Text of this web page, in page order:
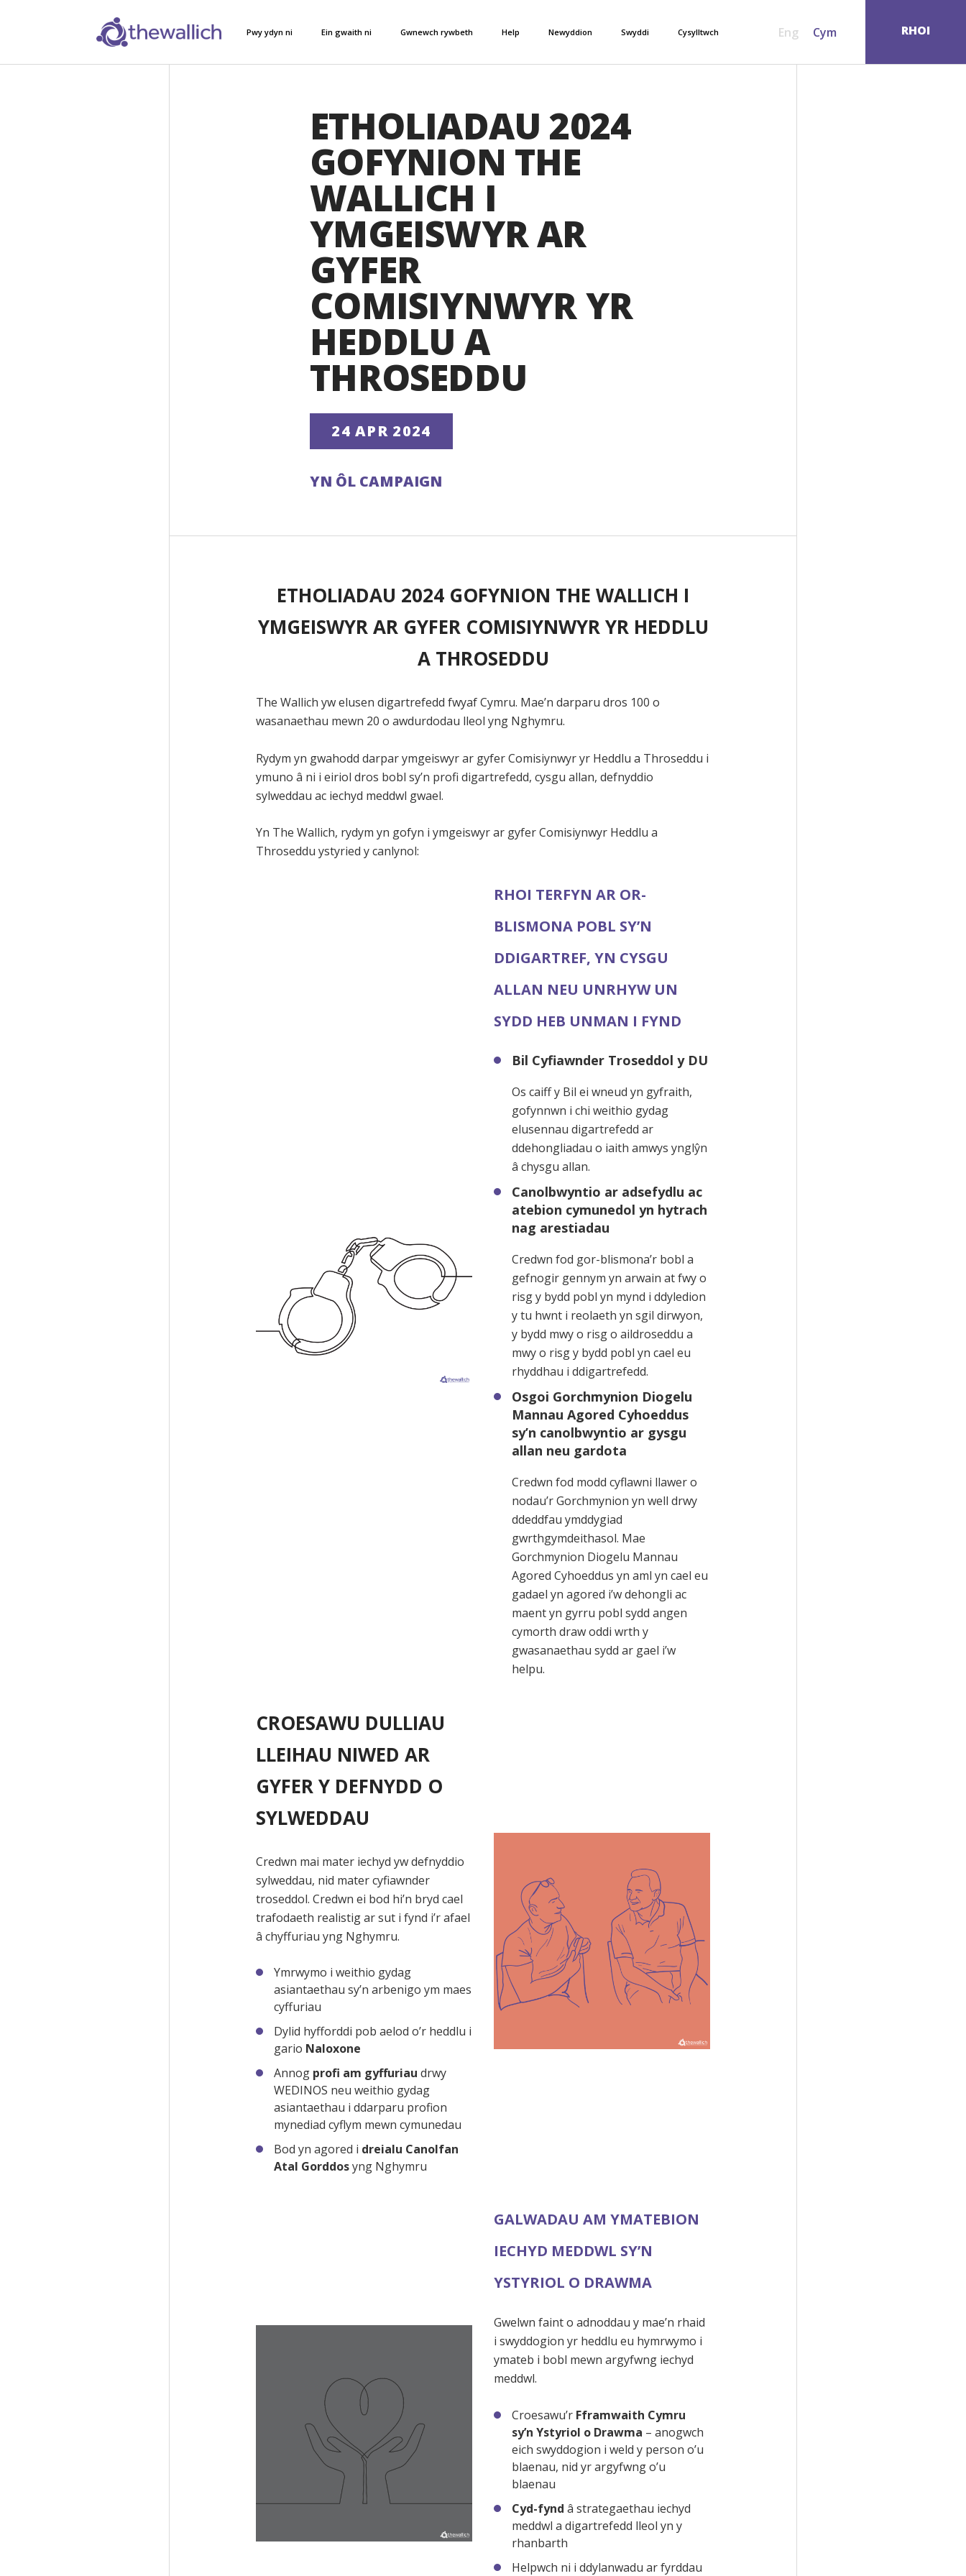
Pwy ydyn ni Ein gwaith ni Gwnewch rywbeth Help Newyddion Swyddi Cysylltwch Eng Cym RHOI
ETHOLIADAU 2024
GOFYNION THE
WALLICH I
YMGEISWYR AR
GYFER
COMISIYNWYR YR
HEDDLU A
THROSEDDU
24 APR 2024
YN ÔL CAMPAIGN
ETHOLIADAU 2024 GOFYNION THE WALLICH I
YMGEISWYR AR GYFER COMISIYNWYR YR HEDDLU
A THROSEDDU
The Wallich yw elusen digartrefedd fwyaf Cymru. Mae’n darparu dros 100 o
wasanaethau mewn 20 o awdurdodau lleol yng Nghymru.
Rydym yn gwahodd darpar ymgeiswyr ar gyfer Comisiynwyr yr Heddlu a Throseddu i
ymuno â ni i eiriol dros bobl sy’n profi digartrefedd, cysgu allan, defnyddio
sylweddau ac iechyd meddwl gwael.
Yn The Wallich, rydym yn gofyn i ymgeiswyr ar gyfer Comisiynwyr Heddlu a
Throseddu ystyried y canlynol:
RHOI TERFYN AR OR-
BLISMONA POBL SY’N
DDIGARTREF, YN CYSGU
ALLAN NEU UNRHYW UN
SYDD HEB UNMAN I FYND
Bil Cyfiawnder Troseddol y DU
Os caiff y Bil ei wneud yn gyfraith,
gofynnwn i chi weithio gydag
elusennau digartrefedd ar
ddehongliadau o iaith amwys ynglŷn
â chysgu allan.
Canolbwyntio ar adsefydlu ac
atebion cymunedol yn hytrach
nag arestiadau
Credwn fod gor-blismona’r bobl a
gefnogir gennym yn arwain at fwy o
risg y bydd pobl yn mynd i ddyledion
y tu hwnt i reolaeth yn sgil dirwyon,
y bydd mwy o risg o aildroseddu a
mwy o risg y bydd pobl yn cael eu
rhyddhau i ddigartrefedd.
Osgoi Gorchmynion Diogelu
Mannau Agored Cyhoeddus
sy’n canolbwyntio ar gysgu
allan neu gardota
Credwn fod modd cyflawni llawer o
nodau’r Gorchmynion yn well drwy
ddeddfau ymddygiad
gwrthgymdeithasol. Mae
Gorchmynion Diogelu Mannau
Agored Cyhoeddus yn aml yn cael eu
gadael yn agored i’w dehongli ac
maent yn gyrru pobl sydd angen
cymorth draw oddi wrth y
gwasanaethau sydd ar gael i’w
helpu.
CROESAWU DULLIAU
LLEIHAU NIWED AR
GYFER Y DEFNYDD O
SYLWEDDAU
Credwn mai mater iechyd yw defnyddio
sylweddau, nid mater cyfiawnder
troseddol. Credwn ei bod hi’n bryd cael
trafodaeth realistig ar sut i fynd i’r afael
â chyffuriau yng Nghymru.
Ymrwymo i weithio gydag
asiantaethau sy’n arbenigo ym maes
cyffuriau
Dylid hyfforddi pob aelod o’r heddlu i
gario Naloxone
Annog profi am gyffuriau drwy
WEDINOS neu weithio gydag
asiantaethau i ddarparu profion
mynediad cyflym mewn cymunedau
Bod yn agored i dreialu Canolfan
Atal Gorddosyng Nghymru
GALWADAU AM YMATEBION
IECHYD MEDDWL SY’N
YSTYRIOL O DRAWMA
Gwelwn faint o adnoddau y mae’n rhaid
i swyddogion yr heddlu eu hymrwymo i
ymateb i bobl mewn argyfwng iechyd
meddwl.
Croesawu’r Fframwaith Cymru
sy’n Ystyriol o Drawma – anogwch
eich swyddogion i weld y person o’u
blaenau, nid yr argyfwng o’u
blaenau
Cyd-fynd â strategaethau iechyd
meddwl a digartrefedd lleol yn y
rhanbarth
Helpwch ni i ddylanwadu ar fyrddau